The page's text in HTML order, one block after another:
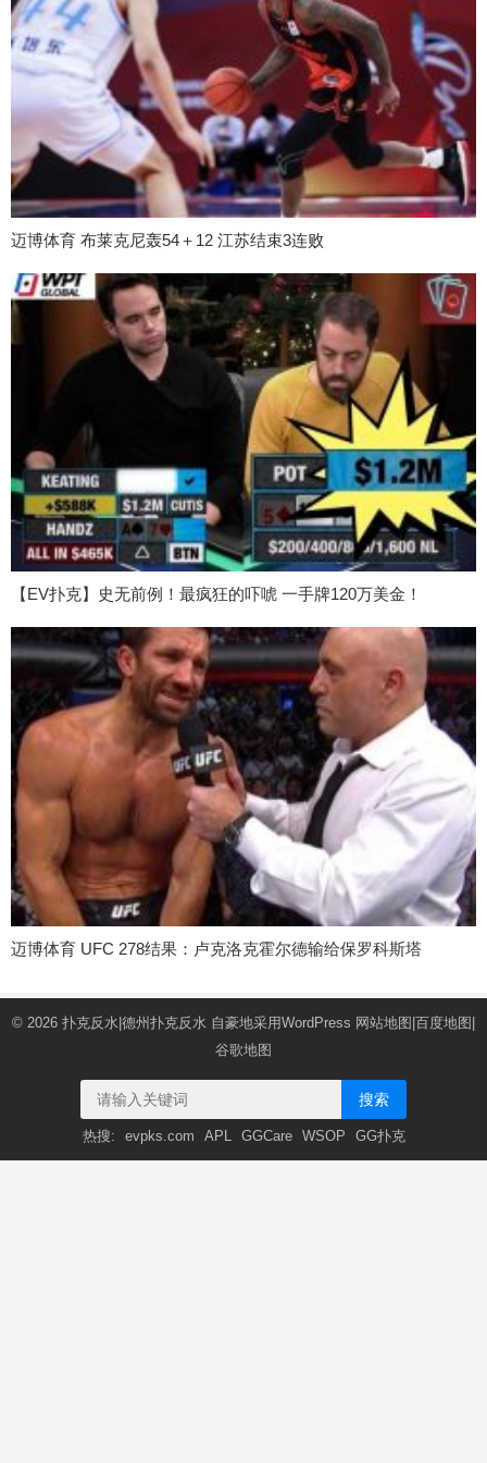
迈博体育 布莱克尼轰54＋12 江苏结束3连败
【EV扑克】史无前例！最疯狂的吓唬 一手牌120万美金！
迈博体育 UFC 278结果：卢克洛克霍尔德输给保罗科斯塔
© 2026 扑克反水|德州扑克反水 自豪地采用WordPress 网站地图 百度地图
谷歌地图
搜索
热搜: evpks.com APL GGCare WSOP GG扑克